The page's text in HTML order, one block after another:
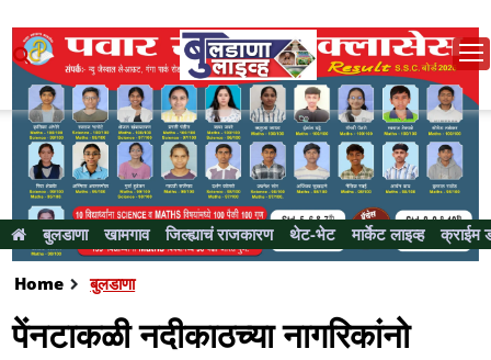
बुलडाणा खामगाव जिल्ह्याचं राजकारण थेट-भेट मार्केट लाइव्ह क्राईम
Home बुलडाणा
पेंनटाकळी नदीकाठच्या नागरिकांनो